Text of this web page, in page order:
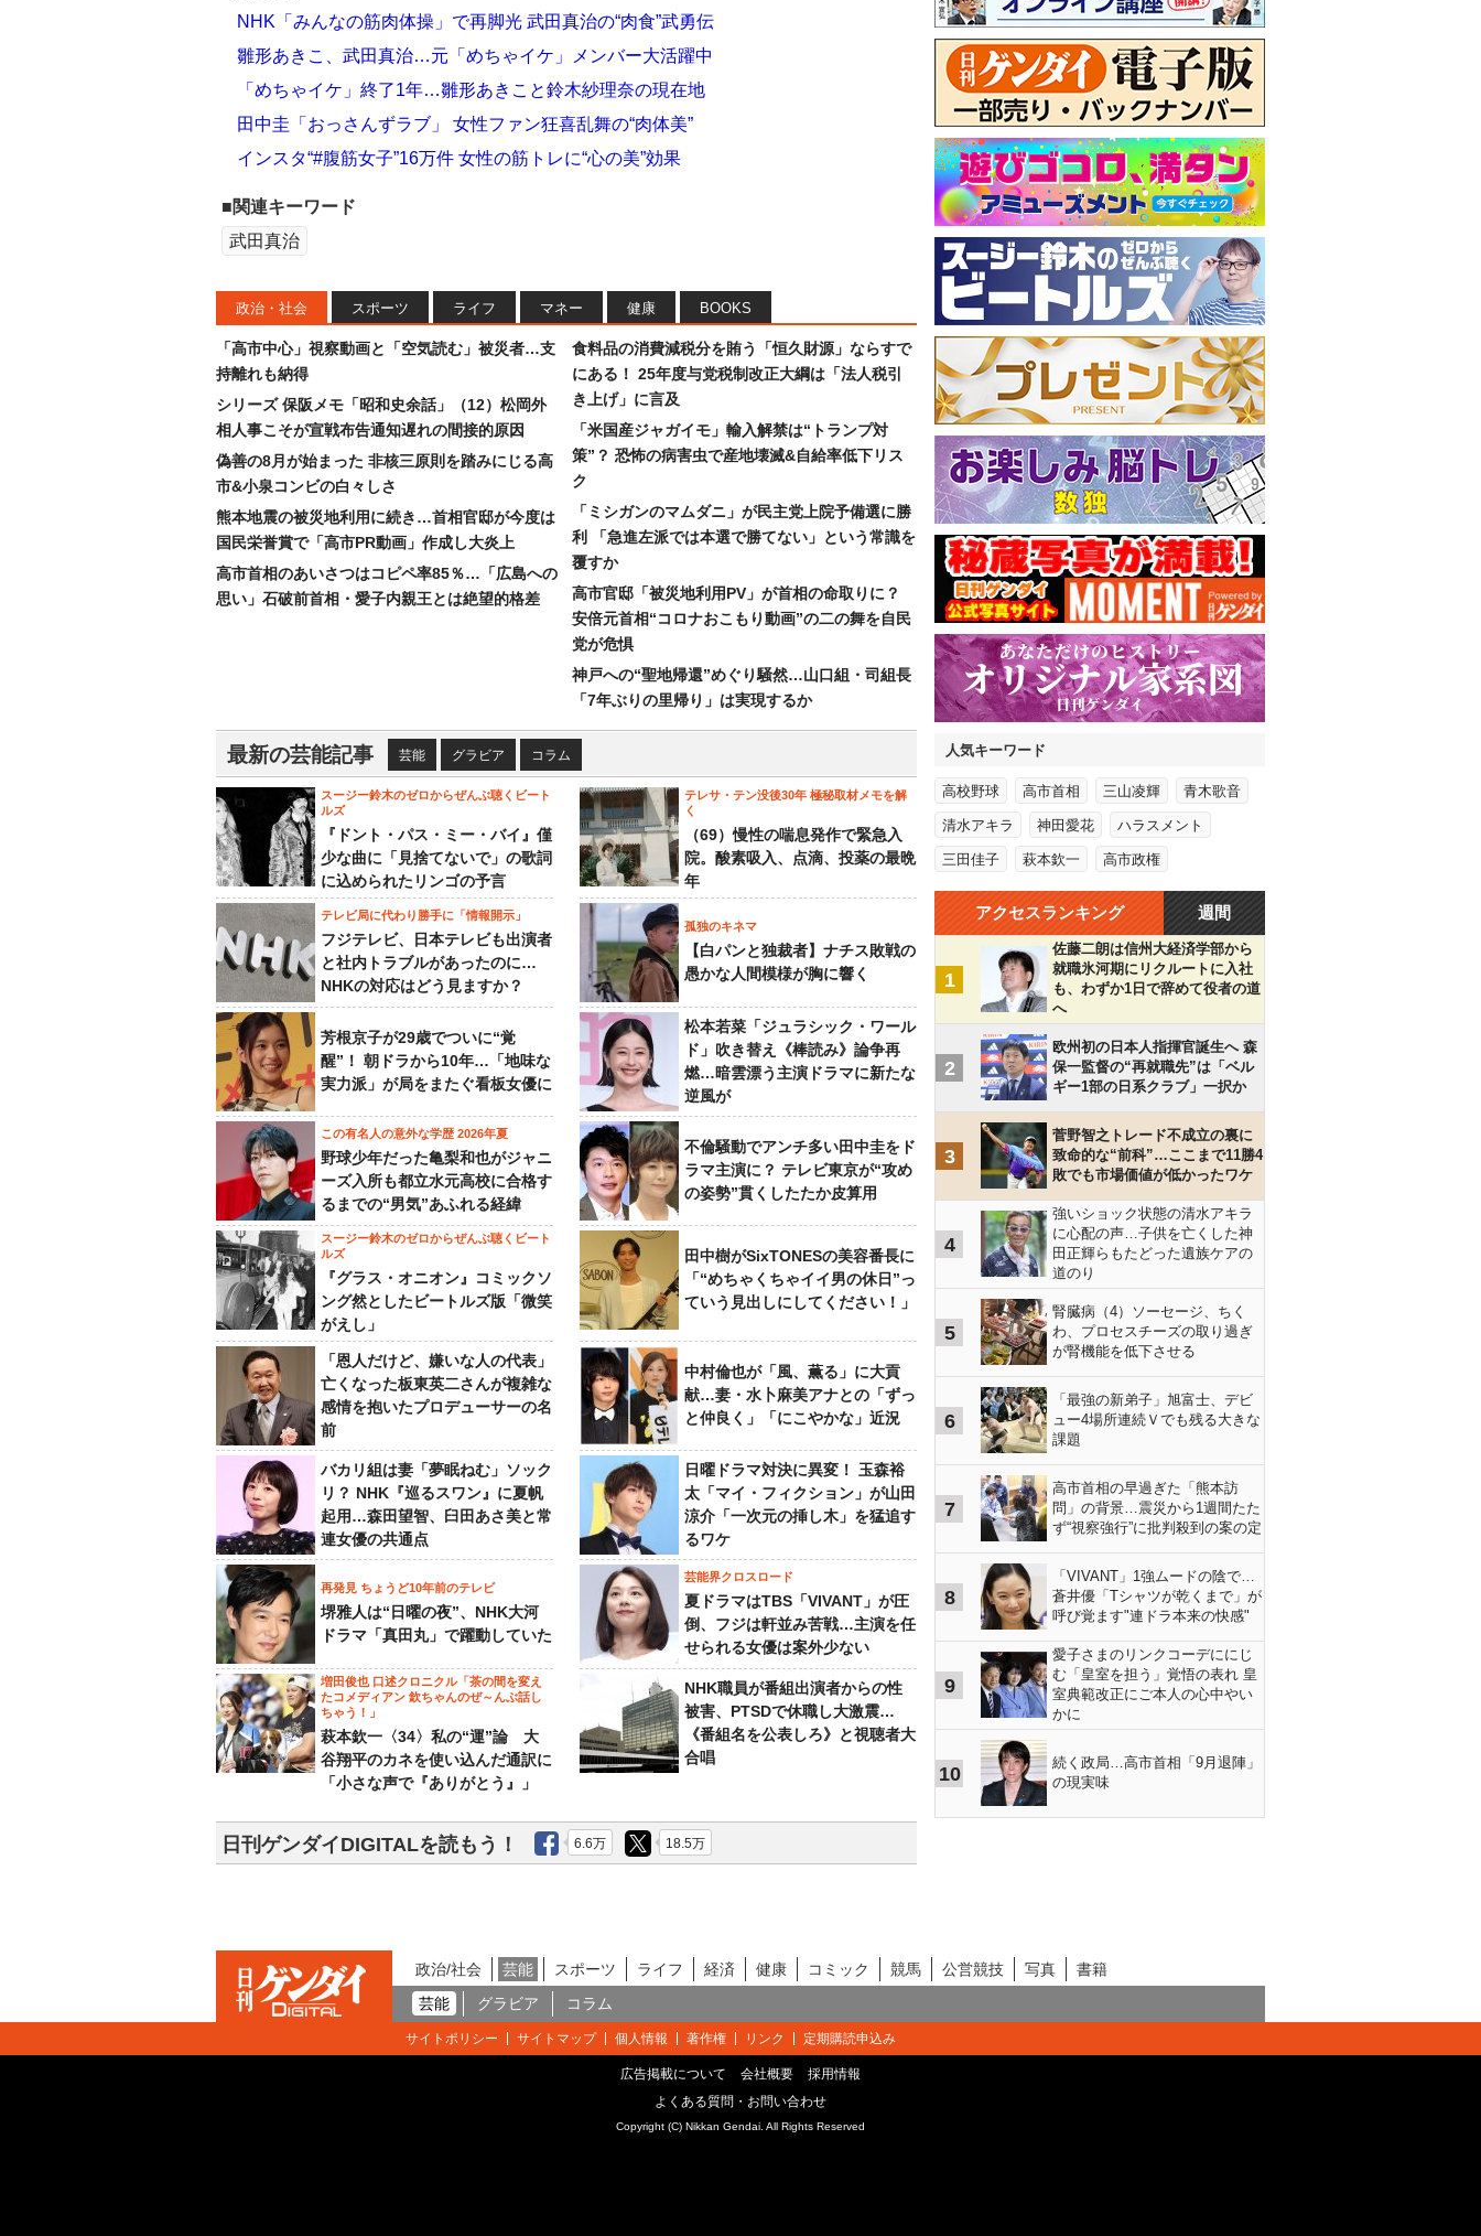
NHK「みんなの筋肉体操」で再脚光 武田真治の“肉食”武勇伝
雛形あきこ、武田真治…元「めちゃイケ」メンバー大活躍中
「めちゃイケ」終了1年…雛形あきこと鈴木紗理奈の現在地
田中圭「おっさんずラブ」 女性ファン狂喜乱舞の“肉体美”
インスタ“#腹筋女子”16万件 女性の筋トレに“心の美”効果
■関連キーワード
武田真治
政治・社会 スポーツ ライフ マネー 健康 BOOKS
「高市中心」視察動画と「空気読む」被災者…支
持離れも納得
シリーズ 保阪メモ「昭和史余話」（12）松岡外
相人事こそが宣戦布告通知遅れの間接的原因
偽善の8月が始まった 非核三原則を踏みにじる高
市&小泉コンビの白々しさ
熊本地震の被災地利用に続き…首相官邸が今度は
国民栄誉賞で「高市PR動画」作成し大炎上
高市首相のあいさつはコピペ率85％…「広島への
思い」石破前首相・愛子内親王とは絶望的格差
食料品の消費減税分を賄う「恒久財源」ならすで
にある！ 25年度与党税制改正大綱は「法人税引
き上げ」に言及
「米国産ジャガイモ」輸入解禁は“トランプ対
策”？ 恐怖の病害虫で産地壊滅&自給率低下リス
ク
「ミシガンのマムダニ」が民主党上院予備選に勝
利 「急進左派では本選で勝てない」という常識を
覆すか
高市官邸「被災地利用PV」が首相の命取りに？
安倍元首相“コロナおこもり動画”の二の舞を自民
党が危惧
神戸への“聖地帰還”めぐり騒然…山口組・司組長
「7年ぶりの里帰り」は実現するか
最新の芸能記事 芸能 グラビア コラム
スージー鈴木のゼロからぜんぶ聴くビート
ルズ
『ドント・パス・ミー・バイ』僅
少な曲に「見捨てないで」の歌詞
に込められたリンゴの予言
テレサ・テン没後30年 極秘取材メモを解
く
（69）慢性の喘息発作で緊急入
院。酸素吸入、点滴、投薬の最晩
年
テレビ局に代わり勝手に「情報開示」
フジテレビ、日本テレビも出演者
と社内トラブルがあったのに…
NHKの対応はどう見ますか？
孤独のキネマ
【白パンと独裁者】ナチス敗戦の
愚かな人間模様が胸に響く
芳根京子が29歳でついに“覚
醒”！ 朝ドラから10年…「地味な
実力派」が局をまたぐ看板女優に
松本若菜「ジュラシック・ワール
ド」吹き替え《棒読み》論争再
燃…暗雲漂う主演ドラマに新たな
逆風が
この有名人の意外な学歴 2026年夏
野球少年だった亀梨和也がジャニ
ーズ入所も都立水元高校に合格す
るまでの“男気”あふれる経緯
不倫騒動でアンチ多い田中圭をド
ラマ主演に？ テレビ東京が“攻め
の姿勢”貫くしたたか皮算用
スージー鈴木のゼロからぜんぶ聴くビート
ルズ
『グラス・オニオン』コミックソ
ング然としたビートルズ版「微笑
がえし」
田中樹がSixTONESの美容番長に
「“めちゃくちゃイイ男の休日”っ
ていう見出しにしてください！」
「恩人だけど、嫌いな人の代表」
亡くなった板東英二さんが複雑な
感情を抱いたプロデューサーの名
前
中村倫也が「風、薫る」に大貢
献…妻・水卜麻美アナとの「ずっ
と仲良く」「にこやかな」近況
バカリ組は妻「夢眠ねむ」ソック
リ？ NHK『巡るスワン』に夏帆
起用…森田望智、臼田あさ美と常
連女優の共通点
日曜ドラマ対決に異変！ 玉森裕
太「マイ・フィクション」が山田
涼介「一次元の挿し木」を猛追す
るワケ
再発見 ちょうど10年前のテレビ
堺雅人は“日曜の夜”、NHK大河
ドラマ「真田丸」で躍動していた
芸能界クロスロード
夏ドラマはTBS「VIVANT」が圧
倒、フジは軒並み苦戦…主演を任
せられる女優は案外少ない
増田俊也 口述クロニクル「茶の間を変え
たコメディアン 欽ちゃんのぜ～んぶ話し
ちゃう！」
萩本欽一〈34〉私の“運”論 大
谷翔平のカネを使い込んだ通訳に
「小さな声で『ありがとう』」
NHK職員が番組出演者からの性
被害、PTSDで休職し大激震…
《番組名を公表しろ》と視聴者大
合唱
日刊ゲンダイDIGITALを読もう！ 6.6万 18.5万
人気キーワード
高校野球 高市首相 三山凌輝 青木歌音
清水アキラ 神田愛花 ハラスメント
三田佳子 萩本欽一 高市政権
アクセスランキング 週間
1
佐藤二朗は信州大経済学部から
就職氷河期にリクルートに入社
も、わずか1日で辞めて役者の道
へ
2
欧州初の日本人指揮官誕生へ 森
保一監督の“再就職先”は「ベル
ギー1部の日系クラブ」一択か
3
菅野智之トレード不成立の裏に
致命的な“前科”…ここまで11勝4
敗でも市場価値が低かったワケ
4
強いショック状態の清水アキラ
に心配の声…子供を亡くした神
田正輝らもたどった遺族ケアの
道のり
5
腎臓病（4）ソーセージ、ちく
わ、プロセスチーズの取り過ぎ
が腎機能を低下させる
6
「最強の新弟子」旭富士、デビ
ュー4場所連続Ｖでも残る大きな
課題
7
高市首相の早過ぎた「熊本訪
問」の背景…震災から1週間たた
ず“視察強行”に批判殺到の案の定
8
「VIVANT」1強ムードの陰で…
蒼井優「Tシャツが乾くまで」が
呼び覚ます"連ドラ本来の快感"
9
愛子さまのリンクコーデににじ
む「皇室を担う」覚悟の表れ 皇
室典範改正にご本人の心中やい
かに
10
続く政局…高市首相「9月退陣」
の現実味
政治/社会 芸能 スポーツ ライフ 経済 健康 コミック 競馬 公営競技 写真
書籍
芸能
グラビア コラム
サイトポリシー サイトマップ 個人情報 著作権 リンク 定期購読申込み
広告掲載について 会社概要
採用情報
よくある質問・お問い合わせ
Copyright (C) Nikkan Gendai. All Rights Reserved